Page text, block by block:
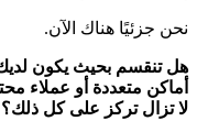
نحن جزئيًا هناك الآن.
هل تنقسم بحيث يكون
أماكن متعددة أو عملاء
لا تزال تركز على كل ذلك؟